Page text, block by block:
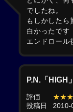
でしたね。
もしかしたら
白かったです
エンドロール
P.N.「HIGH
評価
投稿日
2010-